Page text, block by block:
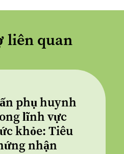
liên quan
phụ huynh
lĩnh vực
khỏe: Tiêu
nhận